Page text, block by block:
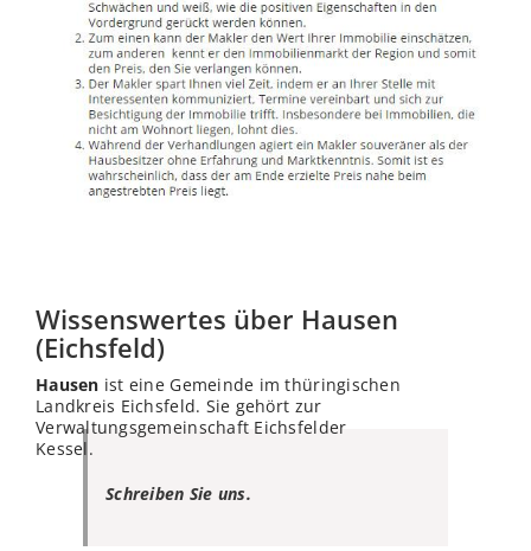
Wissenswertes über Hausen
(Eichsfeld)
Hausen ist eine Gemeinde im thüringischen
Landkreis Eichsfeld. Sie gehört zur
Verwaltungsgemeinschaft Eichsfelder
Kessel.
Schreiben Sie uns.